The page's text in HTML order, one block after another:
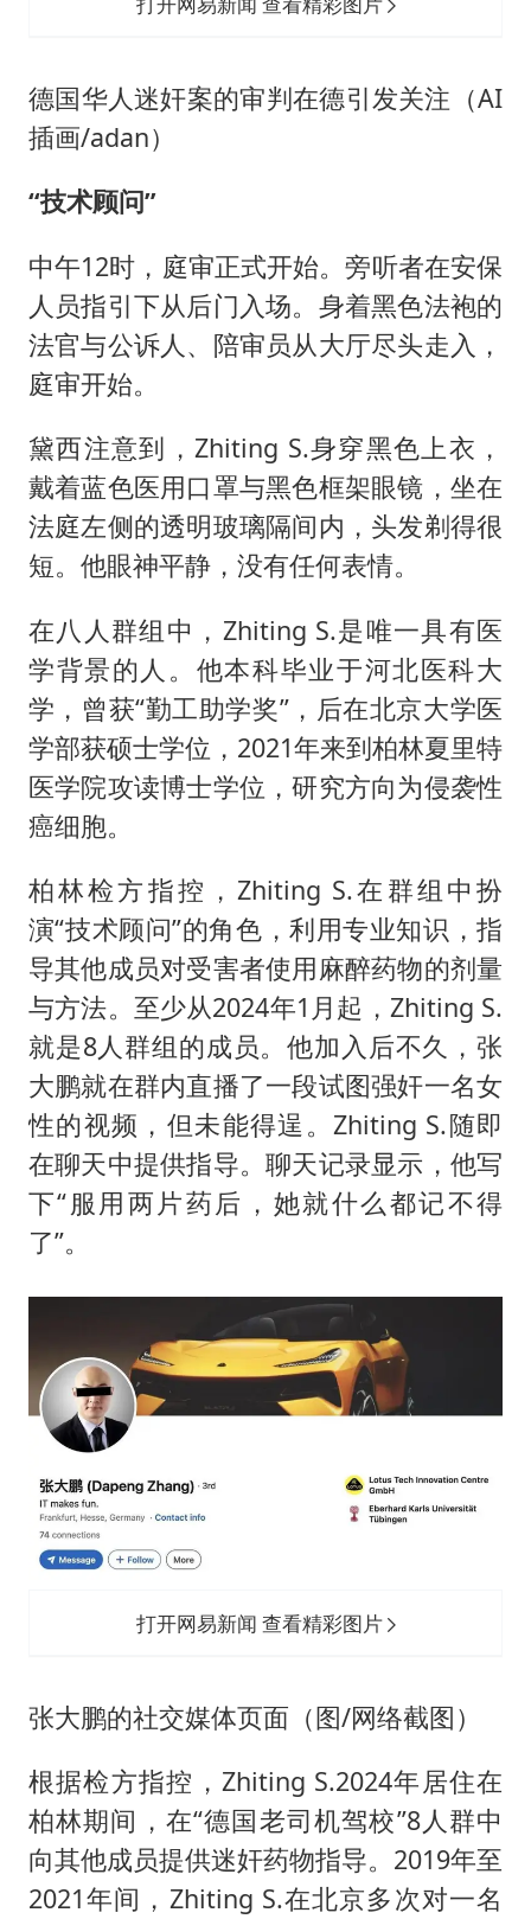
德国华人迷奸案的审判在德引发关注（AI
插画/adan）
“技术顾问”
中午12时，庭审正式开始。旁听者在安保
人员指引下从后门入场。身着黑色法袍的
法官与公诉人、陪审员从大厅尽头走入，
庭审开始。
黛西注意到，Zhiting S.身穿黑色上衣，
戴着蓝色医用口罩与黑色框架眼镜，坐在
法庭左侧的透明玻璃隔间内，头发剃得很
短。他眼神平静，没有任何表情。
在八人群组中，Zhiting S.是唯一具有医
学背景的人。他本科毕业于河北医科大
学，曾获“勤工助学奖”，后在北京大学医
学部获硕士学位，2021年来到柏林夏里特
医学院攻读博士学位，研究方向为侵袭性
癌细胞。
柏林检方指控，Zhiting S.在群组中扮
演“技术顾问”的角色，利用专业知识，指
导其他成员对受害者使用麻醉药物的剂量
与方法。至少从2024年1月起，Zhiting S.
就是8人群组的成员。他加入后不久，张
大鹏就在群内直播了一段试图强奸一名女
性的视频，但未能得逞。Zhiting S.随即
在聊天中提供指导。聊天记录显示，他写
下“服用两片药后，她就什么都记不得
了”。
打开网易新闻 查看精彩图片
张大鹏的社交媒体页面（图/网络截图）
根据检方指控，Zhiting S.2024年居住在
柏林期间，在“德国老司机驾校”8人群中
向其他成员提供迷奸药物指导。2019年至
2021年间，Zhiting S.在北京多次对一名